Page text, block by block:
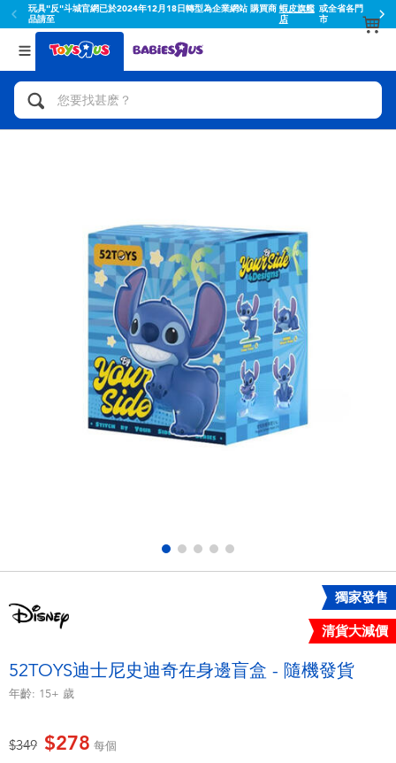
玩具"反"斗城官網已於2024年12月18日轉型為企業網站 購買商
品請至
蝦皮旗艦
店
或全省各門
市
返回
分類目錄
人氣英雄,角色扮演,射擊玩具
玩具車,貨車,火車及遙控系列
手工藝,文具,蠟筆,泥膠,畫板
娃娃, 芭比,收藏公仔
電子玩具
返回
品牌
Toy Story玩具總動員
Fuggler
Miniso名創優品
playpop
LEGO樂高
獨家發售
清貨大減價
52TOYS迪士尼史迪奇在身邊盲盒 - 隨機發貨
年齡: 15+ 歲
價格從
$349至$278 每個